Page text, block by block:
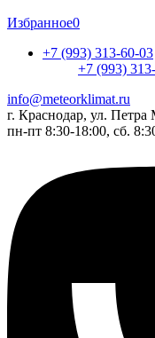
Избранное0
+7 (993) 313-60-03
+7 (993)
info@meteorklimat.ru
г. Краснодар, ул. Петра
пн-пт 8:30-18:00, сб.